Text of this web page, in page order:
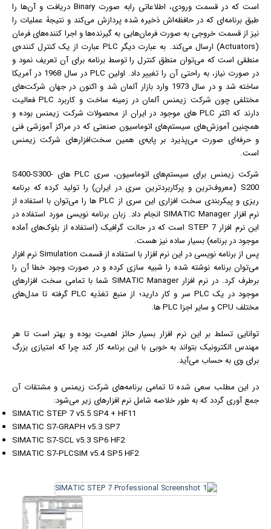
است که در قسمت ورودی، اطلاعاتی رابه صورت Binary دریافت و آن‌ها را
طبق برنامه‌ای که در حافظه‌اش ذخیره شده پردازش می‌کند و نتیجۀ عملیات را
نیز از قسمت خروجی به صورت فرمان‌هایی به گیرنده‌ها و اجرا کننده‌های فرمان
(Actuators) ارسال می‌کند. به عبارت دیگر PLC عبارت از یک کنترل کننده‌ی
منطقی است که می‌توان منطق کنترل را توسط برنامه برای آن تعریف نمود و
در صورت نیاز، به راحتی آن را تغییر داد. اولین PLC در سال 1968 در آمریكا
ساخته شد و در سال 1973 وارد بازار آلمان شد و اكنون در جهان شركت‌های
مختلفی چون شرکت زیمنس آلمان در زمینه ساخت و كاربرد PLC فعالیت
دارند که اکثر PLC های موجود در ایران از محصولات شرکت زیمنس بوده و
همچنین آموزش‌های سیستم‌های اتوماسیون صنعتی که در مراکز آموزشی فنی
و حرفه‌ای صورت می‌پذیرد بر پایه‌ی همین سخت‌افزارهای شرکت زیمنس
است.
شرکت زیمنس برای سیستم‌های اتوماسیون، سری PLC های S400-S300-
S200 (معروف‌ترین و پرکاربردترین سری در ایران) را تولید کرده که برنامه
ریزی و پیکربندی سخت افزاری این سری از PLC ها را می‌توان با استفاده از
نرم افزار
SIMATIC Manager انجام داد. زبان برنامه نویسی مورد استفاده در
این نرم افزار STEP 7 است که در حالت
گرافیک(استفاده از بلوک‌های آماده
موجود در برنامه) بسیار ساده نیز هست.
پس از برنامه نویسی در این نرم افزار با استفاده از قسمت Simulation نرم افزار
می‌توان برنامه نوشته شده را شبیه سازی کرده و در صورت وجود خطا آن را
برطرف کرد. در نرم افزار SIMATIC Manager شما با تمامی سخت افزارهای
موجود در یک PLC سر و کار دارید؛ از منبع تغذیه PLC گرفته تا مدل‌های
مختلف CPU و سایر اجزا PLC ها.
توانایی تسلط بر این نرم افزار بسیار حائز اهمیت بوده و بهتر است تا هر
مهندس الکترونیک بتواند به خوبی با این برنامه کار کند چرا که امتیازی بزرگ
برای وی به حساب می‌آید.
در این مطلب سعی شده تا تمامی برنامه‌های شرکت زیمنس و مشتقات آن
جمع آوری گردد که به طور خلاصه شامل نرم افزارهای زیر می‌شود:
SIMATIC STEP 7 v5.5 SP4 + HF11
SIMATIC S7-GRAPH v5.3 SP7
SIMATIC S7-SCL v5.3 SP6 HF2
SIMATIC S7-PLCSIM v5.4 SP5 HF2